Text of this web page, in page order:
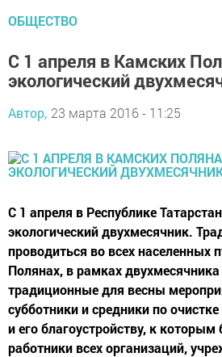
ОБЩЕСТВО
С 1 апреля в Камских
экологический
Автор, 23 марта 2016 - 11:25
С 1 апреля в Республике
экологический двухмесячник.
проводиться во всех населенных
Полянах, в рамках
традиционные для весны
субботники и средники по
и его благоустройству, к которым
работники всех организаций,